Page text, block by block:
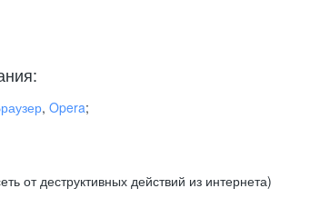
, Opera;
от деструктивных действий из интернета)